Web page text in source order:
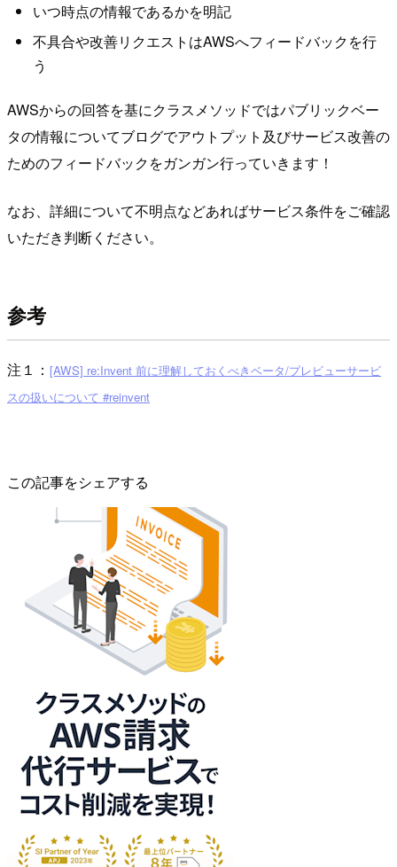
いつ時点の情報であるかを明記
不具合や改善リクエストはAWSへフィードバックを行
う
AWSからの回答を基にクラスメソッドではパブリックベー
タの情報についてブログでアウトプット及びサービス改善の
ためのフィードバックをガンガン行っていきます！
なお、詳細について不明点などあればサービス条件をご確認
いただき判断ください。
参考
注１： [AWS] re:Invent 前に理解しておくべきベータ/プレビューサービ
スの扱いについて #reinvent
この記事をシェアする